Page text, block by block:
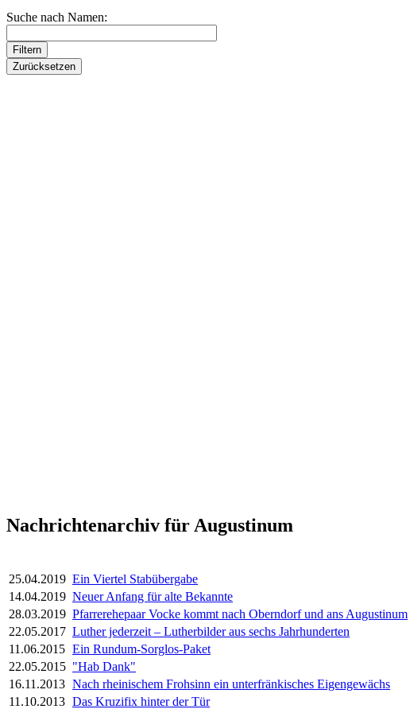
Suche nach Namen:
Nachrichtenarchiv für Augustinum
25.04.2019 Ein Viertel Stabübergabe
14.04.2019 Neuer Anfang für alte Bekannte
28.03.2019 Pfarrerehepaar Vocke kommt nach Oberndorf und ans Augustinum
22.05.2017 Luther jederzeit – Lutherbilder aus sechs Jahrhunderten
11.06.2015 Ein Rundum-Sorglos-Paket
22.05.2015 "Hab Dank"
16.11.2013 Nach rheinischem Frohsinn ein unterfränkisches Eigengewächs
11.10.2013 Das Kruzifix hinter der Tür